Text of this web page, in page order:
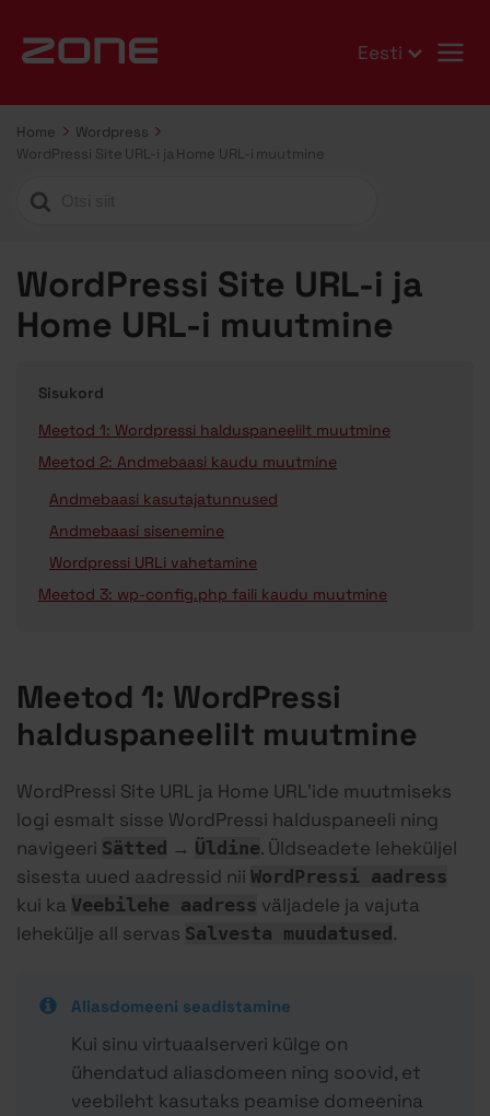
Eesti
Home
Wordpress
WordPressi Site URL-i ja Home URL-i muutmine
Search
WordPressi Site URL-i ja
Home URL-i muutmine
Sisukord
Meetod 1: Wordpressi halduspaneelilt muutmine
Meetod 2: Andmebaasi kaudu muutmine
Andmebaasi kasutajatunnused
Andmebaasi sisenemine
Wordpressi URLi vahetamine
Meetod 3: wp-config.php faili kaudu muutmine
Meetod 1: WordPressi
halduspaneelilt muutmine
WordPressi Site URL ja Home URL’ide muutmiseks
logi esmalt sisse WordPressi halduspaneeli ning
navigeeri Sätted → Üldine. Üldseadete leheküljel
sisesta uued aadressid nii WordPressi aadress
kui ka Veebilehe aadress väljadele ja vajuta
lehekülje all servas Salvesta muudatused .
Aliasdomeeni seadistamine
Kui sinu virtuaalserveri külge on
ühendatud aliasdomeen ning soovid, et
veebileht kasutaks peamise domeenina